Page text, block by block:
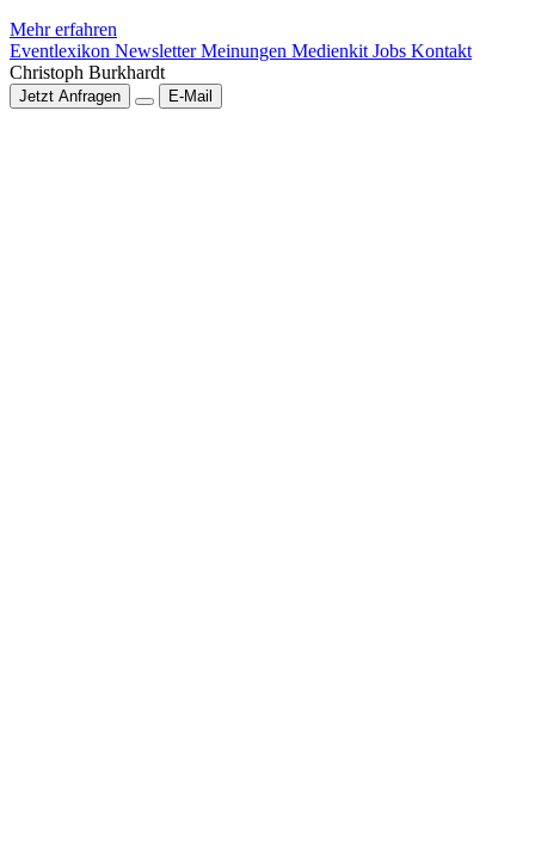
Mehr erfahren
Eventlexikon NewsletterMeinungen Medienkit Jobs Kontakt
Christoph Burkhardt
Jetzt Anfragen E-Mail